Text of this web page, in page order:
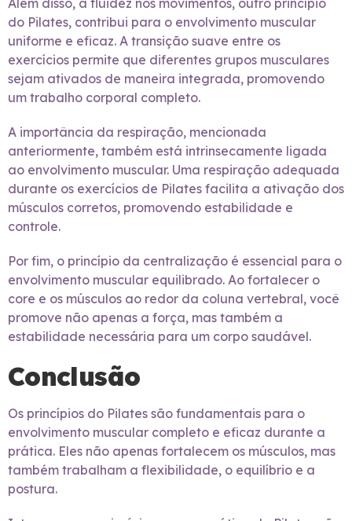
Além disso, a fluidez nos movimentos, outro princípio
do Pilates, contribui para o envolvimento muscular
uniforme e eficaz. A transição suave entre os
exercícios permite que diferentes grupos musculares
sejam ativados de maneira integrada, promovendo
um trabalho corporal completo.
A importância da respiração, mencionada
anteriormente, também está intrinsecamente ligada
ao envolvimento muscular. Uma respiração adequada
durante os exercícios de Pilates facilita a ativação dos
músculos corretos, promovendo estabilidade e
controle.
Por fim, o princípio da centralização é essencial para o
envolvimento muscular equilibrado. Ao fortalecer o
core e os músculos ao redor da coluna vertebral, você
promove não apenas a força, mas também a
estabilidade necessária para um corpo saudável.
Conclusão
Os princípios do Pilates são fundamentais para o
envolvimento muscular completo e eficaz durante a
prática. Eles não apenas fortalecem os músculos, mas
também trabalham a flexibilidade, o equilíbrio e a
postura.